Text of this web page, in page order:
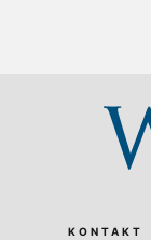
KONTAKT